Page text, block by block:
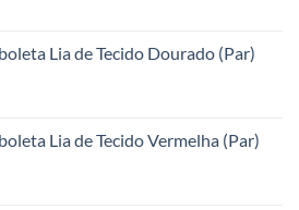
Lia de Tecido Dourado (Par)
Lia de Tecido Vermelha (Par)